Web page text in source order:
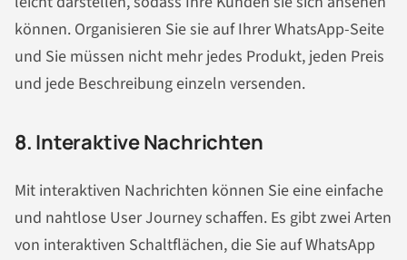
können. Organisieren Sie sie auf Ihrer WhatsApp-Seite
und Sie müssen nicht mehr jedes Produkt, jeden Preis
und jede Beschreibung einzeln versenden.
8. InteraktiveNachrichten
Mit interaktiven Nachrichten können Sie eine einfache
und nahtlose User Journey schaffen. Es gibt zwei Arten
von interaktiven Schaltflächen, die Sie auf WhatsApp